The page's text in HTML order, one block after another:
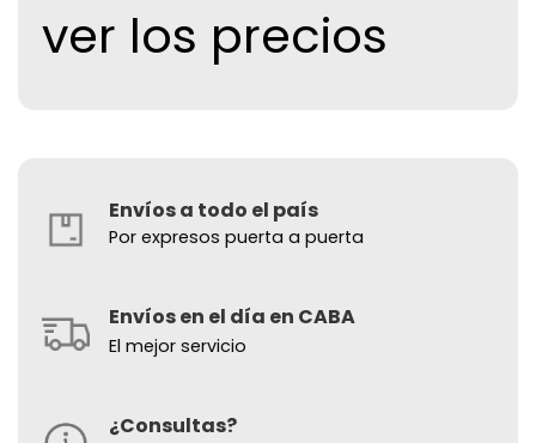
ver los precios
Envíos a todo el país
Por expresos puerta a puerta
Envíos en el día en CABA
El mejor servicio
¿Consultas?